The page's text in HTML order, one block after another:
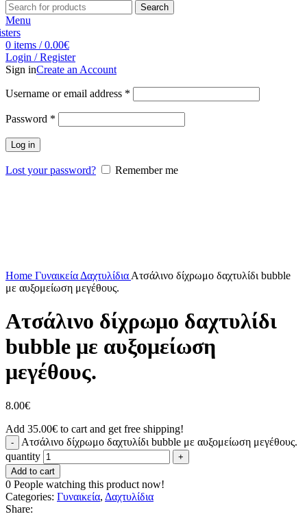
Search
Menu
0 items / 0.00€
Login / Register
Sign inCreate an Account
Username or email address *
Password *
Log in
Lost your password? Remember me
Home Γυναικεία Δαχτυλίδια Ατσάλινο δίχρωμο δαχτυλίδι bubble
με αυξομείωση μεγέθους.
Ατσάλινο δίχρωμο δαχτυλίδι
bubble με αυξομείωση
μεγέθους.
8.00€
Add 35.00€ to cart and get free shipping!
Ατσάλινο δίχρωμο δαχτυλίδι bubble με αυξομείωση μεγέθους.
quantity
Add to cart
0 People watching this product now!
Categories: Γυναικεία, Δαχτυλίδια
Share: